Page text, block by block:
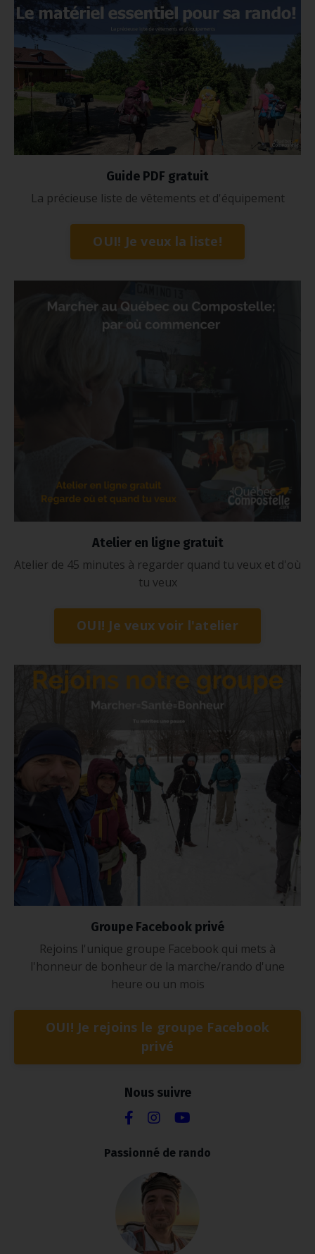
Guide PDF gratuit
La précieuse liste de vêtements et d'équipement
OUI! Je veux la liste!
Atelier en ligne gratuit
Atelier de 45 minutes à regarder quand tu veux et d'où
tu veux
OUI! Je veux voir l'atelier
Groupe Facebook privé
Rejoins l'unique groupe Facebook qui mets à
l'honneur de bonheur de la marche/rando d'une
heure ou un mois
OUI! Je rejoins le groupe Facebook
privé
Nous suivre
Passionné de rando